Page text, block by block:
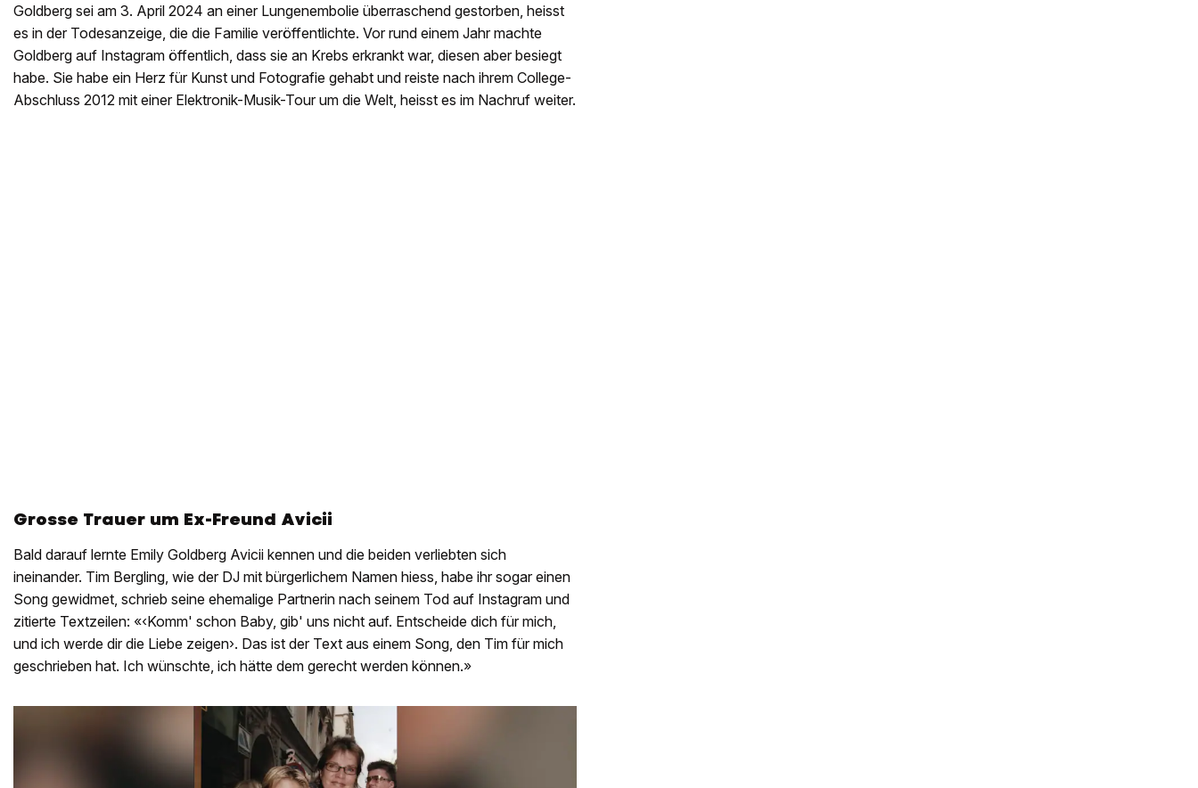
Goldberg sei am 3. April 2024 an einer Lungenembolie überraschend gestorben, heisst
es in der Todesanzeige, die die Familie veröffentlichte. Vor rund einem Jahr machte
Goldberg auf Instagram öffentlich, dass sie an Krebs erkrankt war, diesen aber besiegt
habe. Sie habe ein Herz für Kunst und Fotografie gehabt und reiste nach ihrem College-
Abschluss 2012 mit einer Elektronik-Musik-Tour um die Welt, heisst es im Nachruf weiter.
Grosse Trauer um Ex-Freund Avicii
Bald darauf lernte Emily Goldberg Avicii kennen und die beiden verliebten sich
ineinander. Tim Bergling, wie der DJ mit bürgerlichem Namen hiess, habe ihr sogar einen
Song gewidmet, schrieb seine ehemalige Partnerin nach seinem Tod auf Instagram und
zitierte Textzeilen: «‹Komm' schon Baby, gib' uns nicht auf. Entscheide dich für mich,
und ich werde dir die Liebe zeigen›. Das ist der Text aus einem Song, den Tim für mich
geschrieben hat. Ich wünschte, ich hätte dem gerecht werden können.»